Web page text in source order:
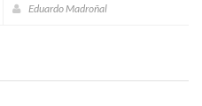
Eduardo Madroñal